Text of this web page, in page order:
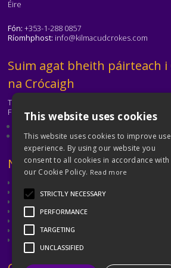
Éire
Fón: +353-1-288 0857
Ríomhphost: info@kilmacudcrokes.com
Téasc
Suim agat bheith páirteach i
na Crócaigh
Tá Cill Mochuda na Crócaigh ar cheann de na
Freastalaímid ar gach aois agus ar gach cumas.
Déan teagmháil leis an gclub
Téasc
Naisc Úsáideacha
CLG Átha Cliath
Cumann Peil Ghaelach na mBan
Cumann Camógaíochta
CLG Laighean
Oiliúint agus Forbairt Cluichí CLG Bhaile
Met Éireann
Téasc
This website uses cookies
This website uses cookies to improve
experience. By using our website you
consent to all cookies in accordance with
our Cookie Policy. Read more
STRICTLY NECESSARY
PERFORMANCE
TARGETING
UNCLASSIFIED